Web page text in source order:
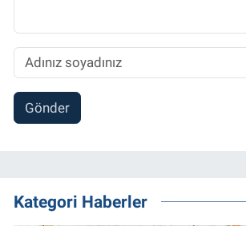
Gönder
Kategori Haberler